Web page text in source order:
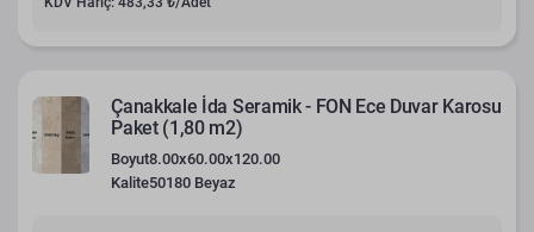
Çanakkale İda Seramik - FON Ece Duvar Karosu
Paket (1,80 m2)
Boyut8.00x60.00x120.00
Kalite50180 Beyaz